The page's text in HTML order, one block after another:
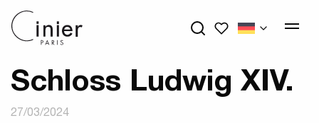
My wishlists
Schloss Ludwig XIV.
27/03/2024